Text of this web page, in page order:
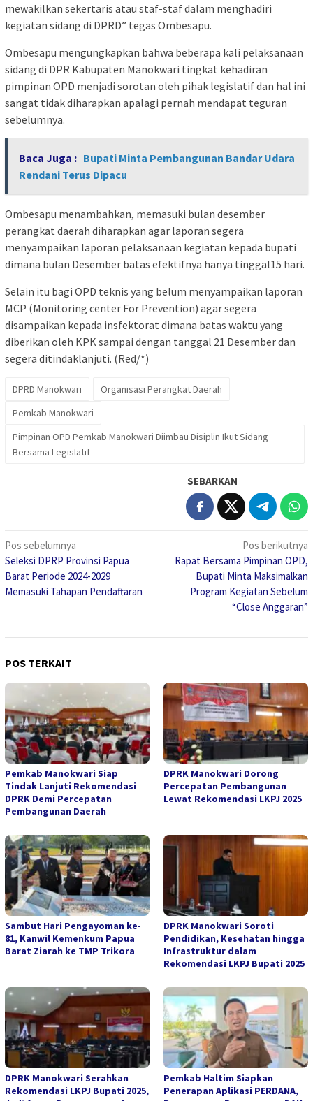
mewakilkan sekertaris atau staf-staf dalam menghadiri
kegiatan sidang di DPRD” tegas Ombesapu.
Ombesapu mengungkapkan bahwa beberapa kali pelaksanaan
sidang di DPR Kabupaten Manokwari tingkat kehadiran
pimpinan OPD menjadi sorotan oleh pihak legislatif dan hal ini
sangat tidak diharapkan apalagi pernah mendapat teguran
sebelumnya.
Baca Juga : Bupati Minta Pembangunan Bandar Udara
Rendani Terus Dipacu
Ombesapu menambahkan, memasuki bulan desember
perangkat daerah diharapkan agar laporan segera
menyampaikan laporan pelaksanaan kegiatan kepada bupati
dimana bulan Desember batas efektifnya hanya tinggal15 hari.
Selain itu bagi OPD teknis yang belum menyampaikan laporan
MCP (Monitoring center For Prevention) agar segera
disampaikan kepada insfektorat dimana batas waktu yang
diberikan oleh KPK sampai dengan tanggal 21 Desember dan
segera ditindaklanjuti. (Red/*)
DPRD Manokwari
Organisasi Perangkat Daerah
Pemkab Manokwari
Pimpinan OPD Pemkab Manokwari Diimbau Disiplin Ikut Sidang
Bersama Legislatif
SEBARKAN
Navigasi
pos
Pos sebelumnya
Seleksi DPRP Provinsi Papua
Barat Periode 2024-2029
Memasuki Tahapan Pendaftaran
Pos berikutnya
Rapat Bersama Pimpinan OPD,
Bupati Minta Maksimalkan
Program Kegiatan Sebelum
“Close Anggaran”
POS TERKAIT
Pemkab Manokwari Siap
Tindak Lanjuti Rekomendasi
DPRK Demi Percepatan
Pembangunan Daerah
DPRK Manokwari Dorong
Percepatan Pembangunan
Lewat Rekomendasi LKPJ 2025
Sambut Hari Pengayoman ke-
81, Kanwil Kemenkum Papua
Barat Ziarah ke TMP Trikora
DPRK Manokwari Soroti
Pendidikan, Kesehatan hingga
Infrastruktur dalam
Rekomendasi LKPJ Bupati 2025
DPRK Manokwari Serahkan
Rekomendasi LKPJ Bupati 2025,
Pemkab Haltim Siapkan
Penerapan Aplikasi PERDANA,